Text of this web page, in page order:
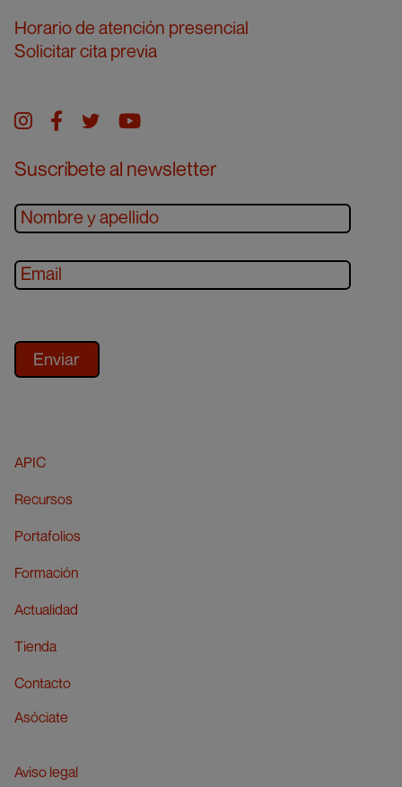
Horario de atención presencial
Solicitar cita previa
Instagram
facebook
twitteryoutube
Suscríbete al newsletter
APIC
Recursos
Portafolios
Formación
Actualidad
Tienda
Contacto
Asóciate
Aviso legal